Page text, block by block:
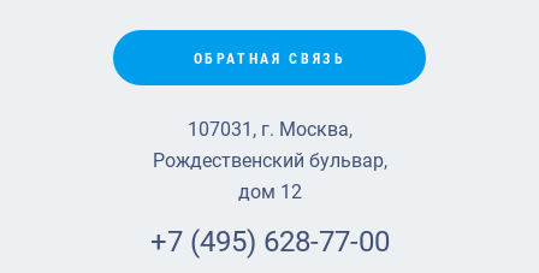
ОБРАТНАЯ СВЯЗЬ
107031, г. Москва,
Рождественский бульвар,
дом 12
+7 (495) 628-77-00